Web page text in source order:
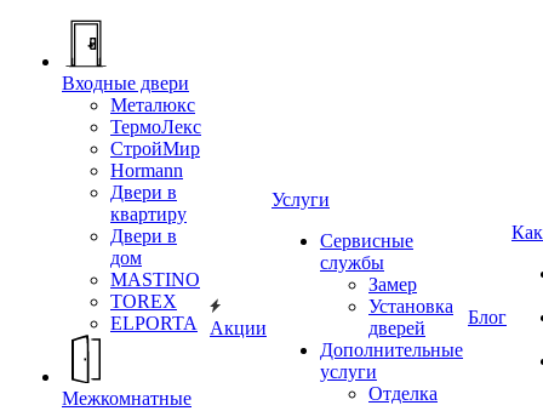
Входные двери
Металюкс
ТермоЛекс
СтройМир
Hormann
Двери в
квартиру
Двери в
дом
MASTINO
TOREX
ELPORTA
Межкомнатные
Акции
Услуги
Сервисные
службы
Замер
Установка
дверей
Дополнительные
услуги
Отделка
Блог